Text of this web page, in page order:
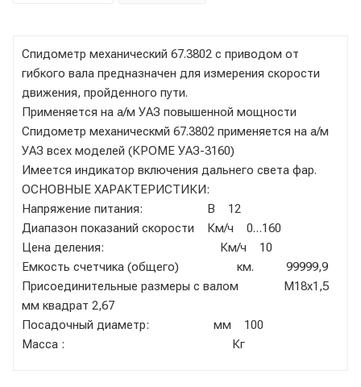
Спидометр механический 67.3802 с приводом от
гибкого вала предназначен для измерения скорости
движения, пройденного пути.
Применяется на а/м УАЗ повышенной мощности
Спидометр механическмй 67.3802 применяется на а/м
УАЗ всех моделей (КРОМЕ УАЗ-3160)
Имеется индикатор включения дальнего света фар.
ОСНОВНЫЕ ХАРАКТЕРИСТИКИ:
Напряжение питания: В 12
Диапазон показаний скорости Км/ч 0…160
Цена деления: Км/ч 10
Емкость счетчика (общего) км. 99999,9
Присоединительные размеры с валом М18х1,5
мм квадрат 2,67
Посадочный диаметр: мм 100
Масса : Кг